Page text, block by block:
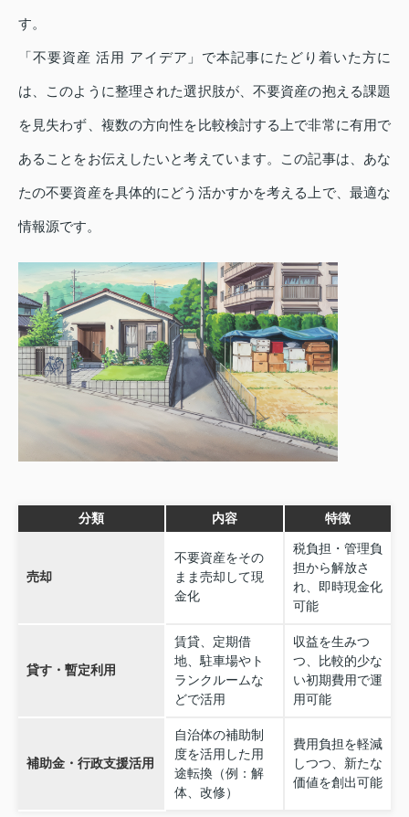
す。
「不要資産 活用 アイデア」で本記事にたどり着いた方に
は、このように整理された選択肢が、不要資産の抱える課題
を見失わず、複数の方向性を比較検討する上で非常に有用で
あることをお伝えしたいと考えています。この記事は、あな
たの不要資産を具体的にどう活かすかを考える上で、最適な
情報源です。
分類 内容 特徴
売却
不要資産をその
まま売却して現
金化
税負担・管理負
担から解放さ
れ、即時現金化
可能
貸す・暫定利用
賃貸、定期借
地、駐車場やト
ランクルームな
どで活用
収益を生みつ
つ、比較的少な
い初期費用で運
用可能
補助金・行政支援活用
自治体の補助制
度を活用した用
途転換（例：解
体、改修）
費用負担を軽減
しつつ、新たな
価値を創出可能